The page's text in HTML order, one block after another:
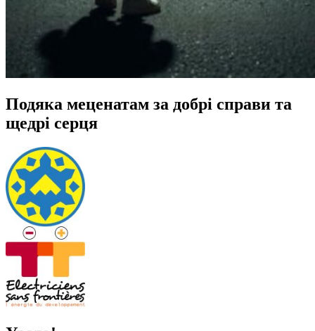
Подяка меценатам за добрі справи та
щедрі серця